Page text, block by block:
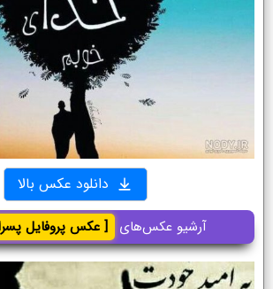
دانلود عکس بالا
آرشیو عکس‌های [ عکس پروفایل